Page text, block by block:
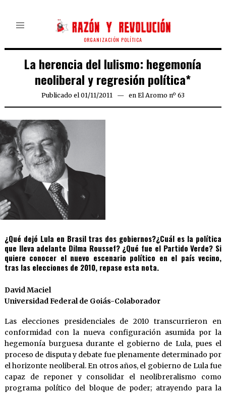
ORGANIZACIÓN POLÍTICA
La herencia del lulismo: hegemonía
neoliberal y regresión política*
Publicado el 01/11/201124/09/2020
en El Aromo nº 63
¿Qué dejó Lula en Brasil tras dos gobiernos?¿Cuál es la política
que lleva adelante Dilma Roussef? ¿Qué fue el Partido Verde? Si
quiere conocer el nuevo escenario político en el país vecino,
tras las elecciones de 2010, repase esta nota.
David Maciel
Universidad Federal de Goiás-Colaborador
Las elecciones presidenciales de 2010 transcurrieron en
conformidad con la nueva configuración asumida por la
hegemonía burguesa durante el gobierno de Lula, pues el
proceso de disputa y debate fue plenamente determinado por
el horizonte neoliberal. En otros años, el gobierno de Lula fue
capaz de reponer y consolidar el neolibreralismo como
programa político del bloque de poder; atrayendo para la